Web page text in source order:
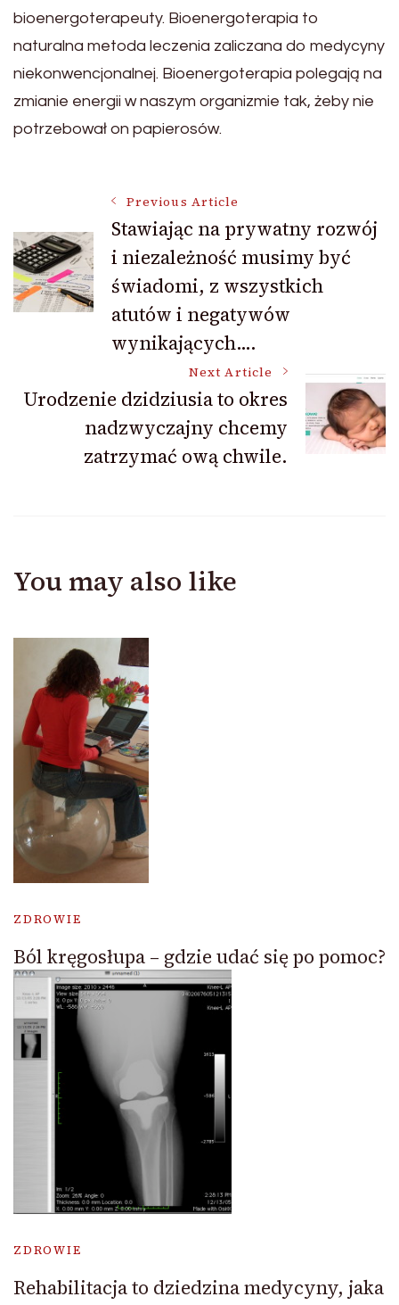
bioenergoterapeuty. Bioenergoterapia to
naturalna metoda leczenia zaliczana do medycyny
niekonwencjonalnej. Bioenergoterapia polegają na
zmianie energii w naszym organizmie tak, żeby nie
potrzebował on papierosów.
Navigation
Previous Article
Stawiając na prywatny rozwój
i niezależność musimy być
świadomi, z wszystkich
atutów i negatywów
wynikających….
Next Article
Urodzenie dzidziusia to okres
nadzwyczajny chcemy
zatrzymać ową chwile.
You may also like
ZDROWIE
Ból kręgosłupa – gdzie udać się po pomoc?
ZDROWIE
Rehabilitacja to dziedzina medycyny, jaka